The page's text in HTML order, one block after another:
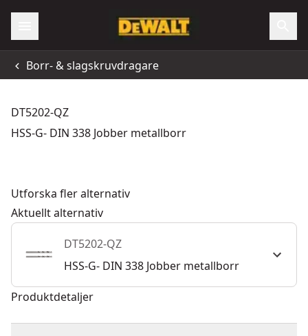
Borr- & slagskruvdragare
DT5202-QZ
HSS-G- DIN 338 Jobber metallborr
Utforska fler alternativ
Aktuellt alternativ
DT5202-QZ
HSS-G- DIN 338 Jobber metallborr
Produktdetaljer